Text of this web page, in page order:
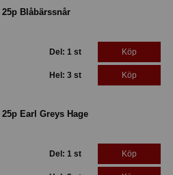
Blåbärssnår
Del: 1 st Köp
Hel: 3 st Köp
Earl Greys Hage
Del: 1 st Köp